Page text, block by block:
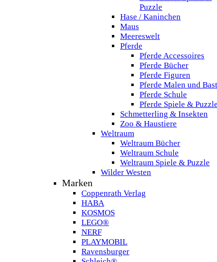
Puzzle
Hase / Kaninchen
Maus
Meereswelt
Pferde
Pferde Accessoires
Pferde Bücher
Pferde Figuren
Pferde Malen und
Pferde Schule
Pferde Spiele &
Schmetterling & Insekten
Zoo & Haustiere
Weltraum
Weltraum Bücher
Weltraum Schule
Weltraum Spiele & Puzzle
Wilder Westen
Marken
Coppenrath Verlag
HABA
KOSMOS
LEGO®
NERF
PLAYMOBIL
Ravensburger